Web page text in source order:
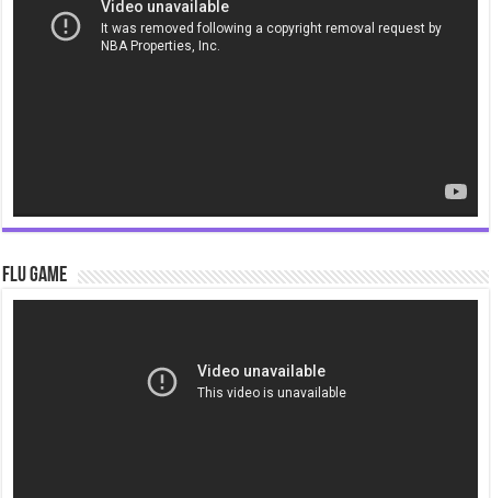
Flu Game